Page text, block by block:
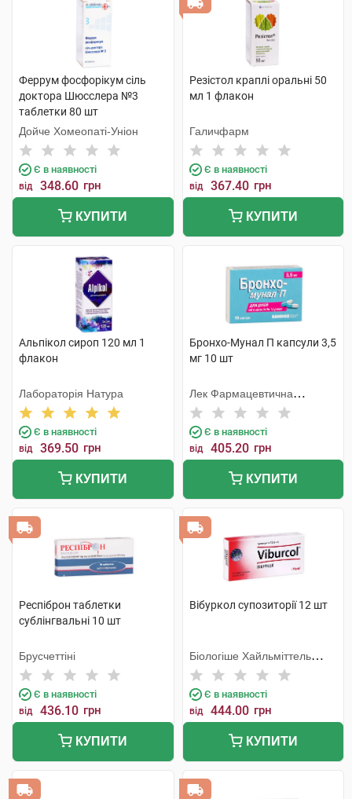
Феррум фосфорiкум сіль
доктора Шюсслера №3
таблетки 80 шт
Дойче Хомеопаті-Уніон
Є в наявності
від 348.60 грн
КУПИТИ
Резістол краплі оральні 50
мл 1 флакон
Галичфарм
Є в наявності
від 367.40 грн
КУПИТИ
Альпікол сироп 120 мл 1
флакон
Лабораторія Натура
Є в наявності
від 369.50 грн
КУПИТИ
Бронхо-Мунал П капсули 3,5
мг 10 шт
Лек Фармацевтична
компанія
Є в наявності
від 405.20 грн
КУПИТИ
Респіброн таблетки
сублінгвальні 10 шт
Брусчеттіні
Є в наявності
від 436.10 грн
КУПИТИ
Вібуркол супозиторії 12 шт
Біологіше Хайльміттель
Хеель
Є в наявності
від 444.00 грн
КУПИТИ